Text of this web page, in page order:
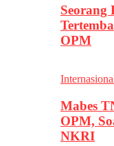
OPM
Mabes
OPM,
NKRI